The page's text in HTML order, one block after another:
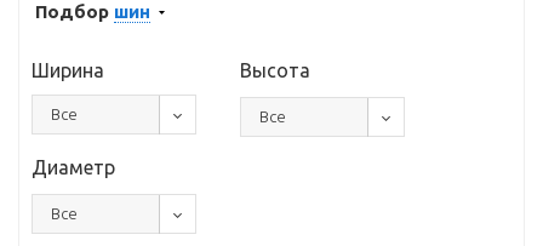
Подбор шин
Ширина
Все
Высота
Все
Диаметр
Все